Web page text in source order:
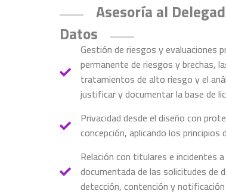
Asesoría al
Datos
Gestión de riesgos y evaluaciones
permanente de riesgos y brechas,
tratamientos de alto riesgo y el
justificar y documentar la base de
Privacidad desde el diseño con
concepción, aplicando los
Relación con titulares e incidentes
documentada de las solicitudes de
detección, contención y